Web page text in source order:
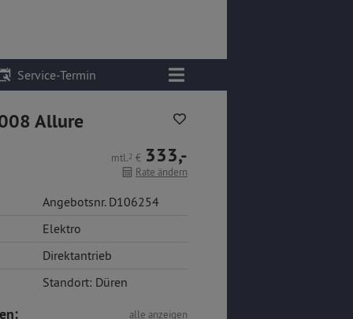
Service-Termin
Allure
mtl.2 € 333,-
Rate ändern
Angebotsnr. D106254
Elektro
Direktantrieb
Standort: Düren
alle anzeigen